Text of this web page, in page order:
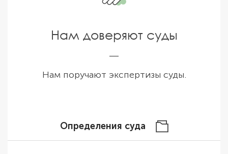
Нам доверяют суды
Нам поручают экспертизы суды.
Определения суда